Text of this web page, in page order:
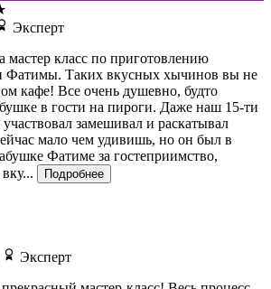
Эксперт
мастер класс по приготовлению
Фатимы. Таких вкусных хычинов вы не
кафе! Все очень душевно, будто
в гости на пироги. Даже наш 15-ти
замешивал и раскатывал
мало чем удивишь, но он был в
Фатиме за гостеприимство,
Подробнее
Эксперт